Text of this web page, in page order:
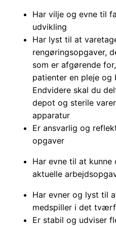
Har vilje og evne til
udvikling
Har lyst til at
rengøringsopgaver,
som er afgørende
patienter en pleje og
Endvidere skal du
depot og sterile
apparatur
Er ansvarlig og
opgaver
Har evne til at
aktuelle
Har evner og lyst til
medspiller i det
Er stabil og udviser